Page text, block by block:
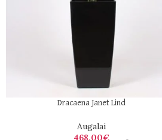
Dracaena Janet Lind
Augalai
468,00€